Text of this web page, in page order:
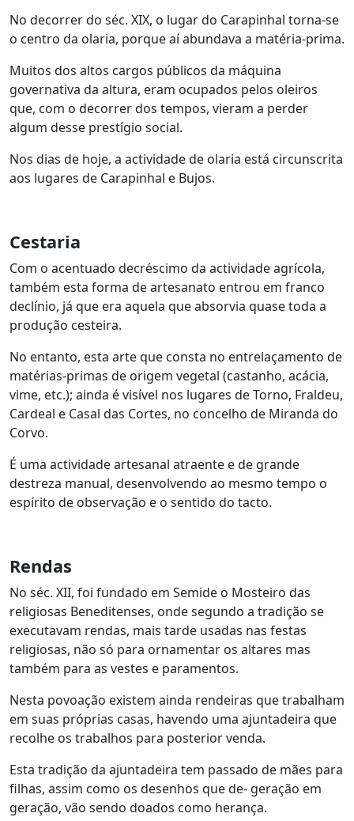
No decorrer do séc. XIX, o lugar do Carapinhal torna-se
o centro da olaria, porque aí abundava a matéria-prima.
Muitos dos altos cargos públicos da máquina
governativa da altura, eram ocupados pelos oleiros
que, com o decorrer dos tempos, vieram a perder
algum desse prestígio social.
Nos dias de hoje, a actividade de olaria está circunscrita
aos lugares de Carapinhal e Bujos.
Cestaria
Com o acentuado decréscimo da actividade agrícola,
também esta forma de artesanato entrou em franco
declínio, já que era aquela que absorvia quase toda a
produção cesteira.
No entanto, esta arte que consta no entrelaçamento de
matérias-primas de origem vegetal (castanho, acácia,
vime, etc.); ainda é visível nos lugares de Torno, Fraldeu,
Cardeal e Casal das Cortes, no concelho de Miranda do
Corvo.
É uma actividade artesanal atraente e de grande
destreza manual, desenvolvendo ao mesmo tempo o
espírito de observação e o sentido do tacto.
Rendas
No séc. XII, foi fundado em Semide o Mosteiro das
religiosas Beneditenses, onde segundo a tradição se
executavam rendas, mais tarde usadas nas festas
religiosas, não só para ornamentar os altares mas
também para as vestes e paramentos.
Nesta povoação existem ainda rendeiras que trabalham
em suas próprias casas, havendo uma ajuntadeira que
recolhe os trabalhos para posterior venda.
Esta tradição da ajuntadeira tem passado de mães para
filhas, assim como os desenhos que de- geração em
geração, vão sendo doados como herança.